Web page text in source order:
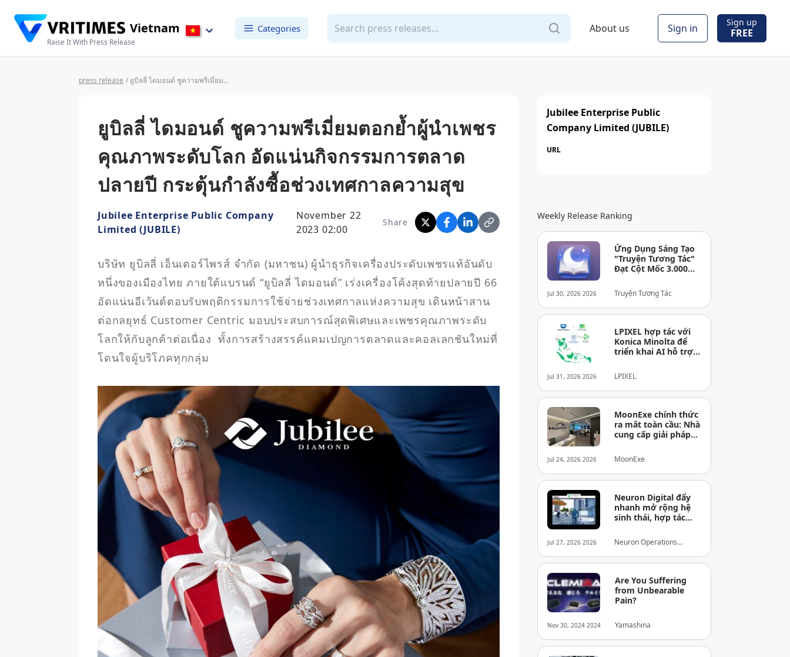
Vietnam
Raise It With Press Release
Categories About us Sign in Sign up
FREE
press release / ยูบิลลี่ ไดมอนด์ ชูความพรีเมี่ยมตอกย้ำผู้นำเพชรคุณภาพระดับโลก อัดแน่นกิจกรรมการตลาดปลายปี กระตุ้นกำลังซื้อช่วงเทศกาลความสุข
ยูบิลลี่ ไดมอนด์ ชูความพรีเมี่ยมตอกย้ำผู้นำเพชร
คุณภาพระดับโลก อัดแน่นกิจกรรมการตลาด
ปลายปี กระตุ้นกำลังซื้อช่วงเทศกาลความสุข
Jubilee Enterprise Public Company
Limited (JUBILE)
November 22
2023 02:00
Share
บริษัท ยูบิลลี่ เอ็นเตอร์ไพรส์ จำกัด (มหาชน) ผู้นำธุรกิจเครื่องประดับเพชรแท้อันดับ
หนึ่งของเมืองไทย ภายใต้แบรนด์ “ยูบิลลี่ ไดมอนด์” เร่งเครื่องโค้งสุดท้ายปลายปี 66
อัดแน่นอีเว้นต์ตอบรับพฤติกรรมการใช้จ่ายช่วงเทศกาลแห่งความสุข เดินหน้าสาน
ต่อกลยุทธ์ Customer Centric มอบประสบการณ์สุดพิเศษและเพชรคุณภาพระดับ
โลกให้กับลูกค้าต่อเนื่อง  ทั้งการสร้างสรรค์แคมเปญการตลาดและคอลเลกชันใหม่ที่
โดนใจผู้บริโภคทุกกลุ่ม
Jubilee Enterprise Public
Company Limited (JUBILE)
URL
Weekly Release Ranking
Jul 30, 2026 2026
Ứng Dụng Sáng Tạo
"Truyện Tương Tác"
Đạt Cột Mốc 3.000
Tháng Ra Mắt Tại
Việt Nam
Truyện Tương Tác
Jul 31, 2026 2026
LPIXEL hợp tác với
Konica Minolta để
triển khai AI hỗ trợ
y tế “EIRL” tại thị
trường ASEAN
LPIXEL
Jul 24, 2026 2026
MoonExe chính thức
ra mắt toàn cầu: Nhà
cung cấp giải pháp
tiên cho thanh toán
xuyên biên giới
MoonExe
Jul 27, 2026 2026
Neuron Digital đẩy
nhanh mở rộng hệ
sinh thái, hợp tác
nghiệp hàng đầu
ngành nhằm xây
dựng chuỗi giá trị
"Trí tuệ không gian
tòa nhà" toàn diện
tại Trung Quốc
Neuron Operations
Nov 30, 2024 2024
Are You Suffering
from Unbearable
Pain?
Yamashina